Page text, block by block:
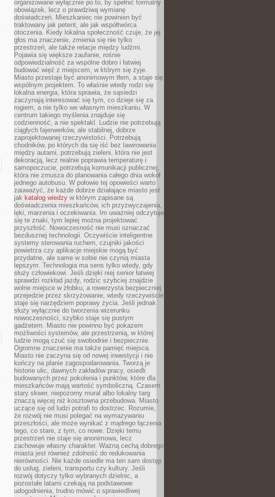
organizowane wyłącznie po to, by spełnić formalny
obowiązek, lecz o prawdziwą wymianę
doświadczeń. Mieszkaniec nie powinien być
traktowany jak petent, ale jak współtwórca
otoczenia. Kiedy lokalna społeczność czuje, że jej
głos ma znaczenie, zmienia się nie tylko
przestrzeń, ale także relacje między ludźmi.
Pojawia się większe zaufanie, rośnie
odpowiedzialność za wspólne dobro i łatwiej
budować więź z miejscem, w którym się żyje.
Miasto przestaje być anonimowym tłem, a staje się
wspólnym projektem. To właśnie wtedy rodzi się
lokalna energia, która sprawia, że sąsiedzi
zaczynają interesować się tym, co dzieje się za
rogiem, a nie tylko we własnym mieszkaniu. W
centrum takiego myślenia znajduje się
codzienność, a nie spektakl. Ludzie nie potrzebują
ciągłych fajerwerków, ale stabilnej, dobrze
zaprojektowanej rzeczywistości. Potrzebują
chodników, po których da się iść bez lawirowania
między autami, potrzebują zieleni, która nie jest
dekoracją, lecz realnie poprawia temperaturę i
samopoczucie, potrzebują komunikacji publicznej,
która nie zmusza do planowania całego dnia wokół
jednego autobusu. W połowie tej opowieści warto
zauważyć, że każde dobrze działające miasto jest
jak katalog wiedzy w którym zapisane są
doświadczenia mieszkańców, ich przyzwyczajenia,
lęki, marzenia i oczekiwania. Im uważniej odczytuje
się te znaki, tym lepiej można projektować
przyszłość. Nowoczesność nie musi oznaczać
bezdusznej technologii. Oczywiście inteligentne
systemy sterowania ruchem, czujniki jakości
powietrza czy aplikacje miejskie mogą być
przydatne, ale same w sobie nie czynią miasta
lepszym. Technologia ma sens tylko wtedy, gdy
służy człowiekowi. Jeśli dzięki niej senior łatwiej
sprawdzi rozkład jazdy, rodzic szybciej znajdzie
wolne miejsce w żłobku, a rowerzysta bezpieczniej
przejedzie przez skrzyżowanie, wtedy rzeczywiście
staje się narzędziem poprawy życia. Jeśli jednak
służy wyłącznie do tworzenia wizerunku
nowoczesności, szybko staje się pustym
gadżetem. Miasto nie powinno być pokazem
możliwości systemów, ale przestrzenią, w której
ludzie mogą czuć się swobodnie i bezpiecznie.
Ogromne znaczenie ma także pamięć miejsca.
Miasto nie zaczyna się od nowej inwestycji i nie
kończy na planie zagospodarowania. Tworzą je
historie ulic, dawnych zakładów pracy, osiedli
budowanych przez pokolenia i punktów, które dla
mieszkańców mają wartość symboliczną. Czasem
stary skwer, niepozorny mural albo lokalny targ
znaczą więcej niż kosztowna przebudowa. Miasto
uczące się od ludzi potrafi to dostrzec. Rozumie,
że rozwój nie musi polegać na wymazywaniu
przeszłości, ale może wynikać z mądrego łączenia
tego, co stare, z tym, co nowe. Dzięki temu
przestrzeń nie staje się anonimowa, lecz
zachowuje własny charakter. Ważną cechą dobrego
miasta jest również zdolność do redukowania
nierówności. Nie każde osiedle ma ten sam dostęp
do usług, zieleni, transportu czy kultury. Jeśli
rozwój dotyczy tylko wybranych dzielnic, a
pozostałe latami czekają na podstawowe
udogodnienia, trudno mówić o sprawiedliwej